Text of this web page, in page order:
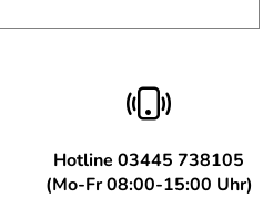
Hotline 03445 738105
(Mo-Fr 08:00-15:00 Uhr)